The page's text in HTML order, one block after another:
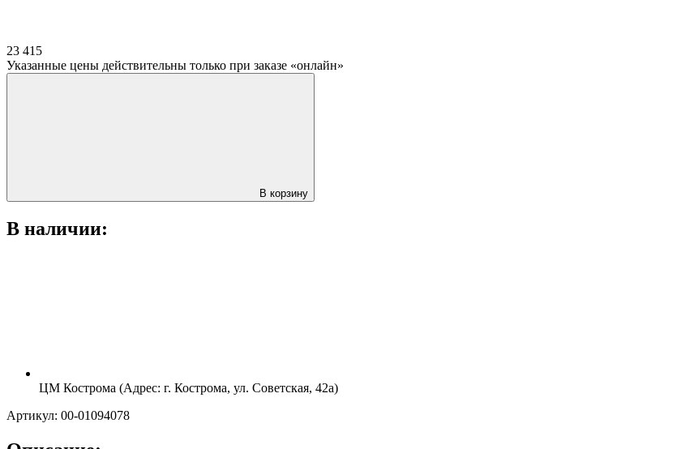
23 415
Указанные цены действительны только при заказе «онлайн»
В корзину
В наличии:
ЦМ Кострома (Адрес: г. Кострома, ул. Советская, 42а)
Артикул: 00-01094078